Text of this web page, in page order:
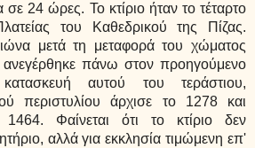
24 ώρες. Το κτίριο ήταν το τέταρτο
του Καθεδρικούτης Πίζας.
μετά τη μεταφορά του χώματος
πάνω στον προηγούμενο
αυτού του τεράστιου,
περιστυλίου άρχισε το 1278 και
Φαίνεται ότι το κτίριο δεν
αλλά για εκκλησία τιμώμενη επ'